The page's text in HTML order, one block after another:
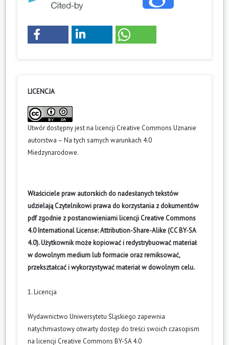
LICENCJA
Utwór dostępny jest na licencji Creative Commons Uznanie
autorstwa – Na tych samych warunkach 4.0
Miedzynarodowe.
Właściciele praw autorskich do nadesłanych tekstów
udzielają Czytelnikowi prawa do korzystania z dokumentów
pdf zgodnie z postanowieniami licencji Creative Commons
4.0 International License: Attribution-Share-Alike (CC BY-SA
4.0). Użytkownik może kopiować i redystrybuować materiał
w dowolnym medium lub formacie oraz remiksować,
przekształcać i wykorzystywać materiał w dowolnym celu.
1. Licencja
Wydawnictwo Uniwersytetu Śląskiego zapewnia
natychmiastowy otwarty dostęp do treści swoich czasopism
na licencji Creative Commons BY-SA 4.0